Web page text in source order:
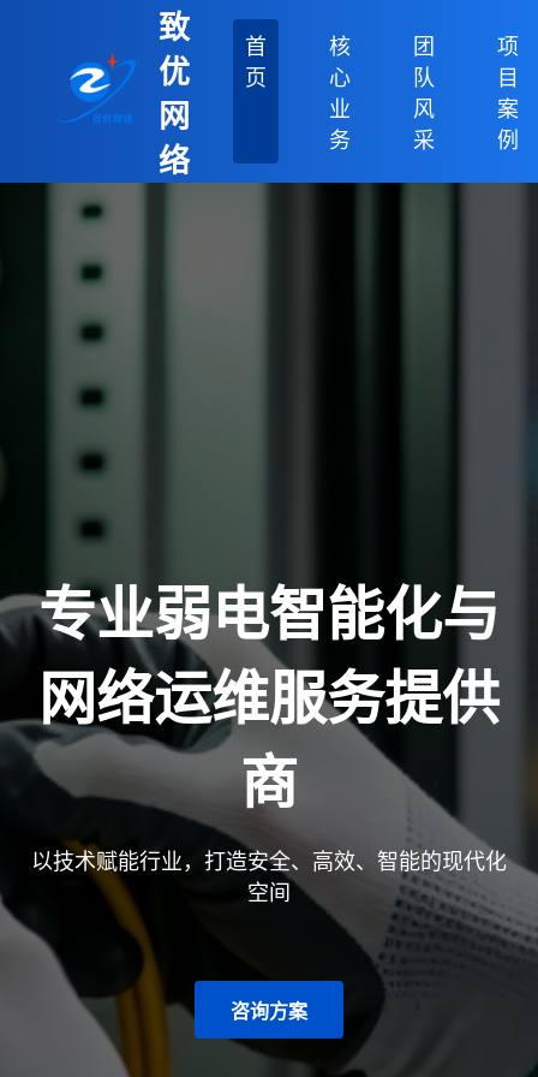
致
优
网
络
首
页
核
心
业
务
团
队
风
采
项
目
案
例
专业弱电智能化与
网络运维服务提供
商
以技术赋能行业，打造安全、高效、智能的现代化
空间
咨询方案